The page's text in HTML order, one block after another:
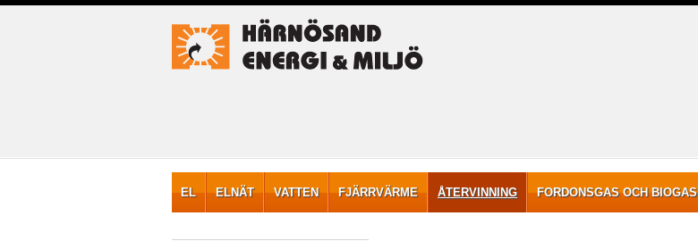
EL ELNÄT VATTEN FJÄRRVÄRME ÅTERVINNING FORDONSGAS OCH BIOGAS